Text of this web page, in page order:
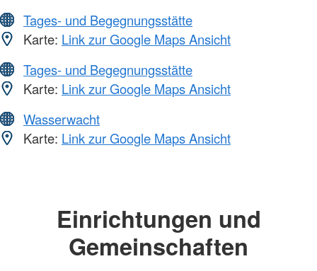
Tages- und Begegnungsstätte
Karte: Link zur Google Maps Ansicht
Tages- und Begegnungsstätte
Karte: Link zur Google Maps Ansicht
Wasserwacht
Karte: Link zur Google Maps Ansicht
Einrichtungen und
Gemeinschaften